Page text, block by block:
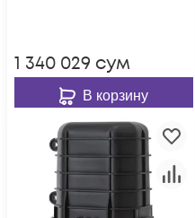
1 340 029 сум
В корзину